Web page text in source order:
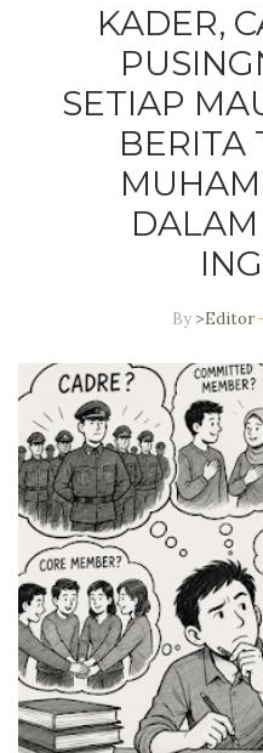
KADER,
SETIAP
BERITA
By >Editor